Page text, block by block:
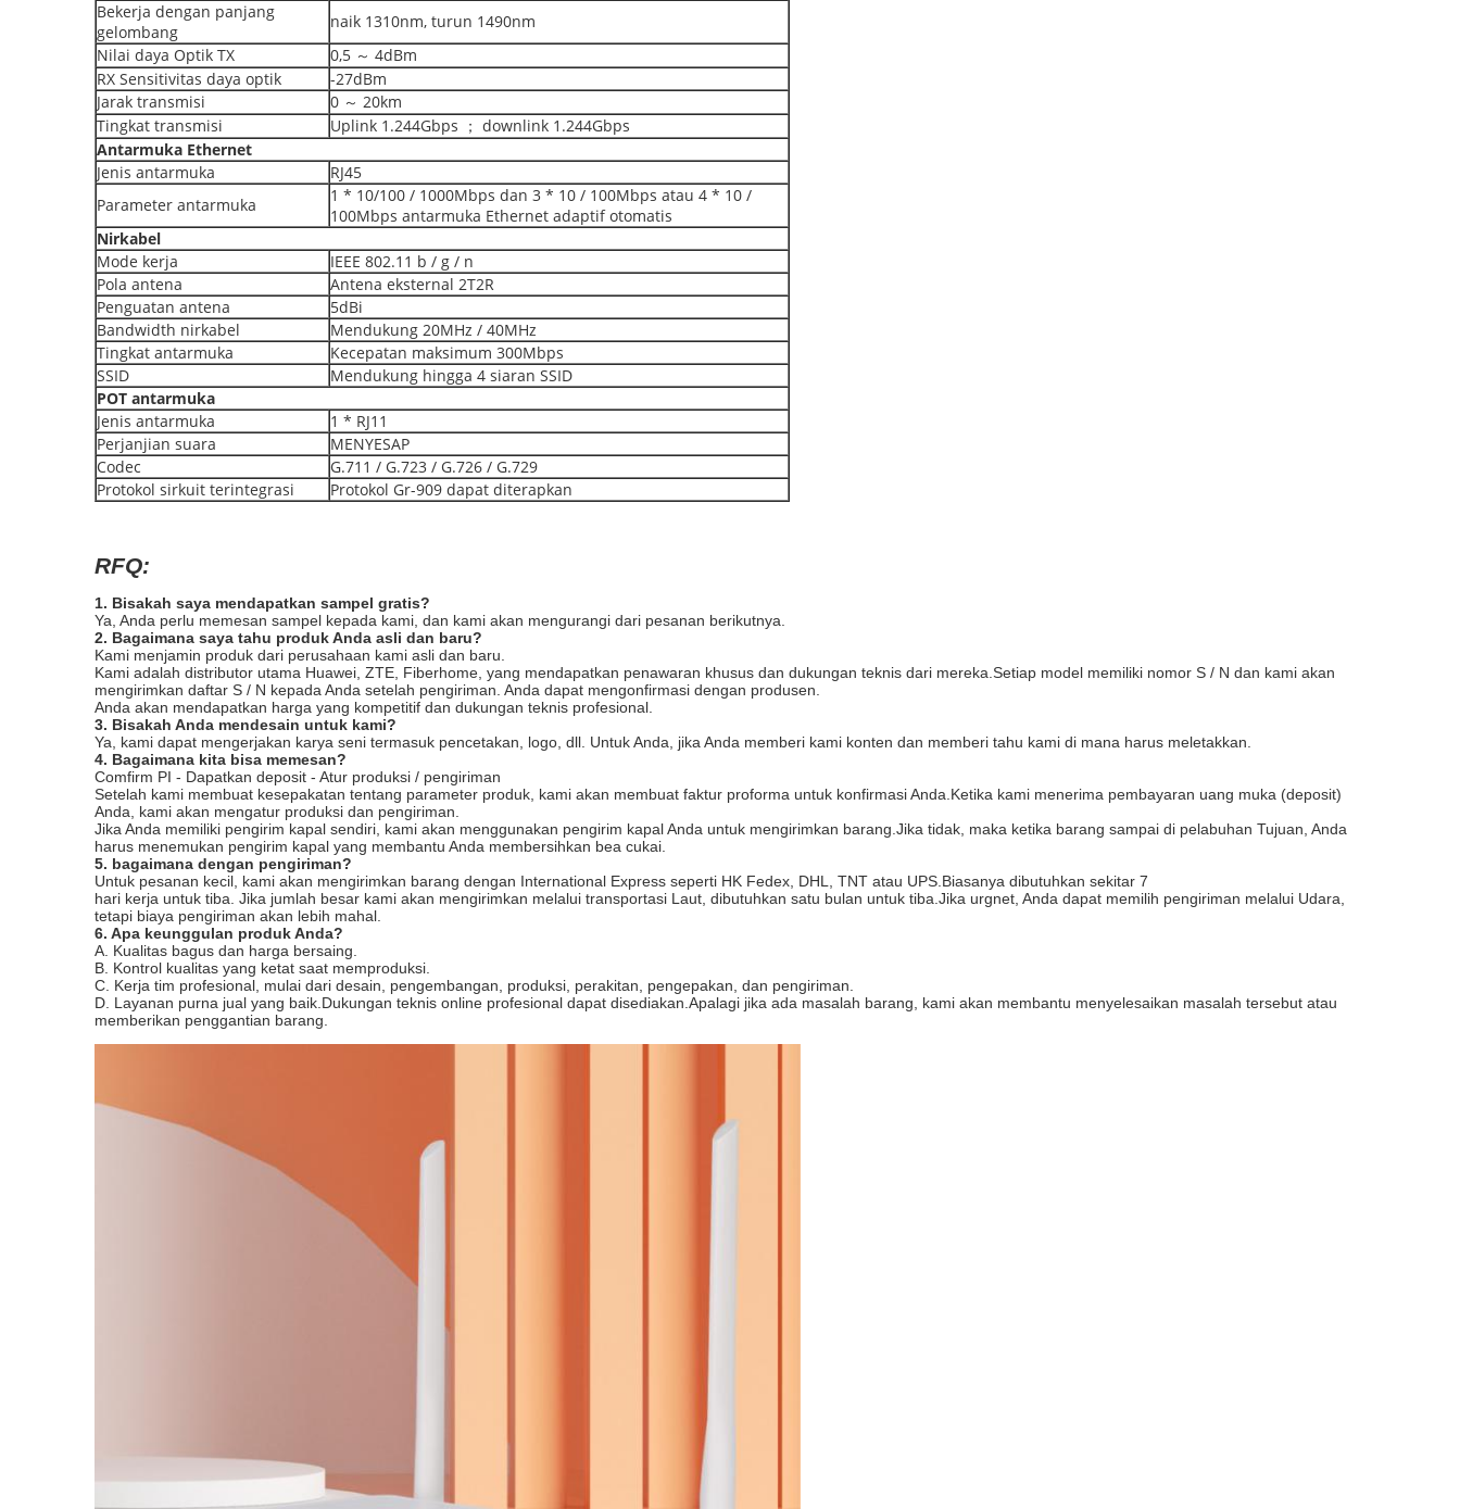
Bekerja dengan panjang
gelombang
naik 1310nm, turun 1490nm
Nilai daya Optik TX
0,5 ～ 4dBm
RX Sensitivitas daya optik
-27dBm
Jarak transmisi
0 ～ 20km
Tingkat transmisi
Uplink 1.244Gbps ； downlink 1.244Gbps
Antarmuka Ethernet
Jenis antarmuka
RJ45
Parameter antarmuka
1 * 10/100 / 1000Mbps dan 3 * 10 / 100Mbps atau 4 * 10 /
100Mbps antarmuka Ethernet adaptif otomatis
Nirkabel
Mode kerja
IEEE 802.11 b / g / n
Pola antena
Antena eksternal 2T2R
Penguatan antena
5dBi
Bandwidth nirkabel
Mendukung 20MHz / 40MHz
Tingkat antarmuka
Kecepatan maksimum 300Mbps
SSID
Mendukung hingga 4 siaran SSID
POT antarmuka
Jenis antarmuka
1 * RJ11
Perjanjian suara
MENYESAP
Codec
G.711 / G.723 / G.726 / G.729
Protokol sirkuit terintegrasi
Protokol Gr-909 dapat diterapkan
RFQ:
1. Bisakah saya mendapatkan sampel gratis?
Ya, Anda perlu memesan sampel kepada kami, dan kami akan mengurangi dari pesanan berikutnya.
2. Bagaimana saya tahu produk Anda asli dan baru?
Kami menjamin produk dari perusahaan kami asli dan baru.
Kami adalah distributor utama Huawei, ZTE, Fiberhome, yang mendapatkan penawaran khusus dan dukungan teknis dari mereka.Setiap model memiliki nomor S / N dan kami akan
mengirimkan daftar S / N kepada Anda setelah pengiriman. Anda dapat mengonfirmasi dengan produsen.
Anda akan mendapatkan harga yang kompetitif dan dukungan teknis profesional.
3. Bisakah Anda mendesain untuk kami?
Ya, kami dapat mengerjakan karya seni termasuk pencetakan, logo, dll. Untuk Anda, jika Anda memberi kami konten dan memberi tahu kami di mana harus meletakkan.
4. Bagaimana kita bisa memesan?
Comfirm PI - Dapatkan deposit - Atur produksi / pengiriman
Setelah kami membuat kesepakatan tentang parameter produk, kami akan membuat faktur proforma untuk konfirmasi Anda.Ketika kami menerima pembayaran uang muka (deposit)
Anda, kami akan mengatur produksi dan pengiriman.
Jika Anda memiliki pengirim kapal sendiri, kami akan menggunakan pengirim kapal Anda untuk mengirimkan barang.Jika tidak, maka ketika barang sampai di pelabuhan Tujuan, Anda
harus menemukan pengirim kapal yang membantu Anda membersihkan bea cukai.
5. bagaimana dengan pengiriman?
Untuk pesanan kecil, kami akan mengirimkan barang dengan International Express seperti HK Fedex, DHL, TNT atau UPS.Biasanya dibutuhkan sekitar 7
hari kerja untuk tiba. Jika jumlah besar kami akan mengirimkan melalui transportasi Laut, dibutuhkan satu bulan untuk tiba.Jika urgnet, Anda dapat memilih pengiriman melalui Udara,
tetapi biaya pengiriman akan lebih mahal.
6. Apa keunggulan produk Anda?
A. Kualitas bagus dan harga bersaing.
B. Kontrol kualitas yang ketat saat memproduksi.
C. Kerja tim profesional, mulai dari desain, pengembangan, produksi, perakitan, pengepakan, dan pengiriman.
D. Layanan purna jual yang baik.Dukungan teknis online profesional dapat disediakan.Apalagi jika ada masalah barang, kami akan membantu menyelesaikan masalah tersebut atau
memberikan penggantian barang.